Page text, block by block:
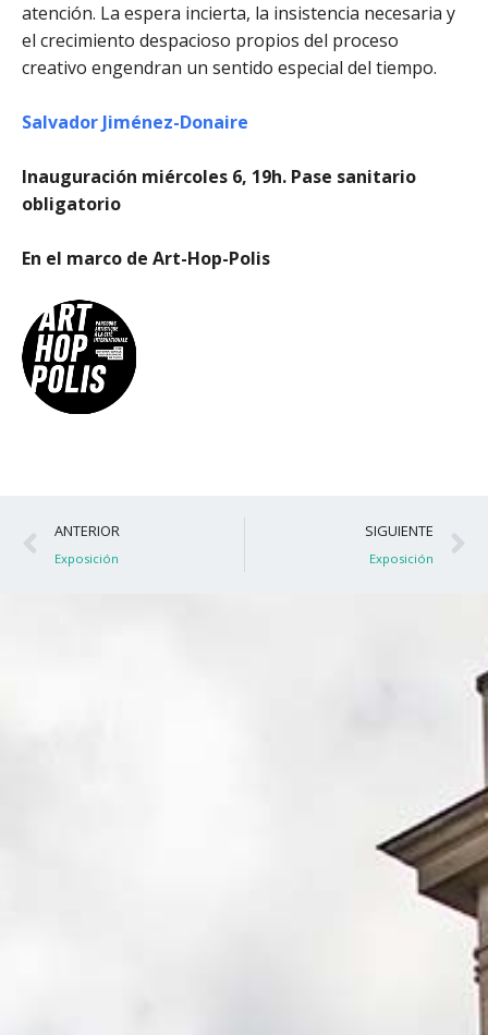
atención. La espera incierta, la insistencia necesaria y
el crecimiento despacioso propios del proceso
creativo engendran un sentido especial del tiempo.
Salvador Jiménez-Donaire
Inauguración miércoles 6, 19h. Pase sanitario
obligatorio
En el marco de Art-Hop-Polis
Ant
ANTERIOR
Exposición
SIGUIENTE
Exposición